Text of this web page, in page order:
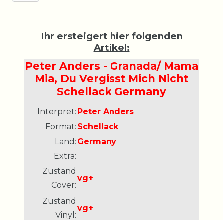
Ihr ersteigert hier folgenden
Artikel:
Peter Anders - Granada/ Mama
Mia, Du Vergisst Mich Nicht
Schellack Germany
Interpret: Peter Anders
Format: Schellack
Land: Germany
Extra:
Zustand
Cover:
vg+
Zustand
Vinyl:
vg+